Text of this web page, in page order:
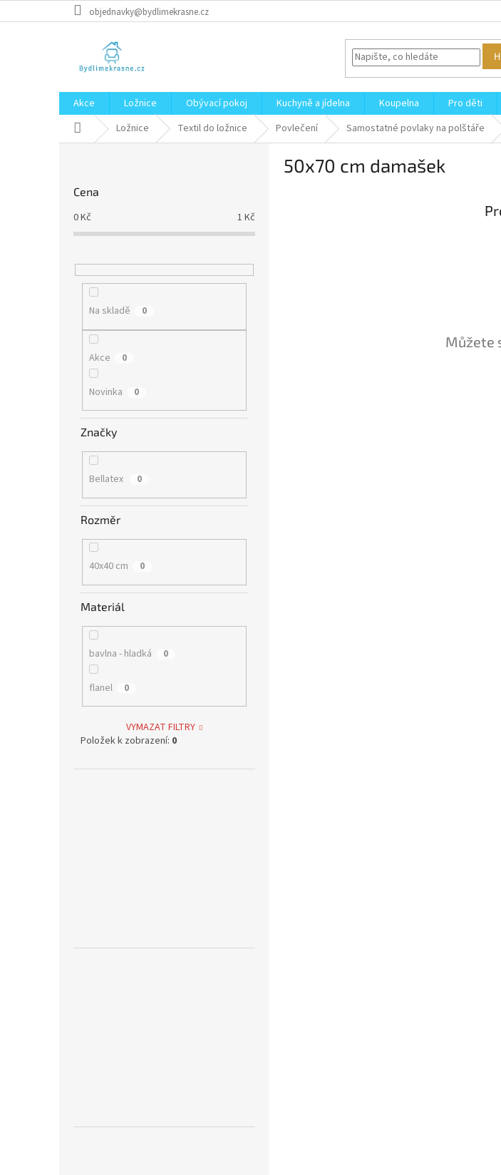
na
objednavky@bydlimekrasne.cz
Akce Ložnice Obývací pokoj Kuchyně a jídelna Koupelna Pro děti
Domů Ložnice Textil do ložnice Povlečení Samostatné povlaky na polštáře
Cena
0Kč 1 Kč
Na skladě 0
Akce 0
Novinka 0
Značky
Bellatex 0
Rozměr
40x40 cm 0
Materiál
bavlna - hladká 0
flanel 0
VYMAZAT FILTRY
Položek k zobrazení: 0
50x70 cm damašek
Můžete